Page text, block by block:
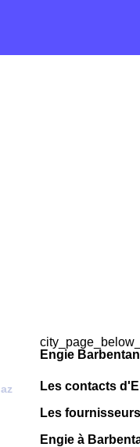
Engie
Les contacts
Les
Engie à